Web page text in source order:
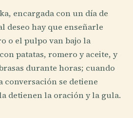
encargada con un día de
deseo hay que enseñarle
o el pulpo van bajo la
patatas, romero y aceite, y
durante horas; cuando
conversación se detiene
detienen la oración y la gula.